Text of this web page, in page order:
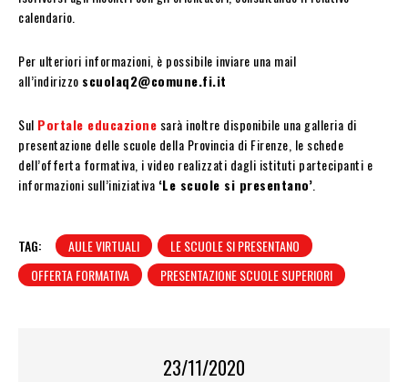
calendario.
Per ulteriori informazioni, è possibile inviare una mail
all’indirizzo scuolaq2@comune.fi.it
Sul Portale educazione sarà inoltre disponibile una galleria di
presentazione delle scuole della Provincia di Firenze, le schede
dell’offerta formativa, i video realizzati dagli istituti partecipanti e
informazioni sull’iniziativa ‘Le scuole si presentano’
TAG: AULE VIRTUALI
LE SCUOLE SI PRESENTANO
OFFERTA FORMATIVA
PRESENTAZIONE SCUOLE SUPERIORI
23/11/2020